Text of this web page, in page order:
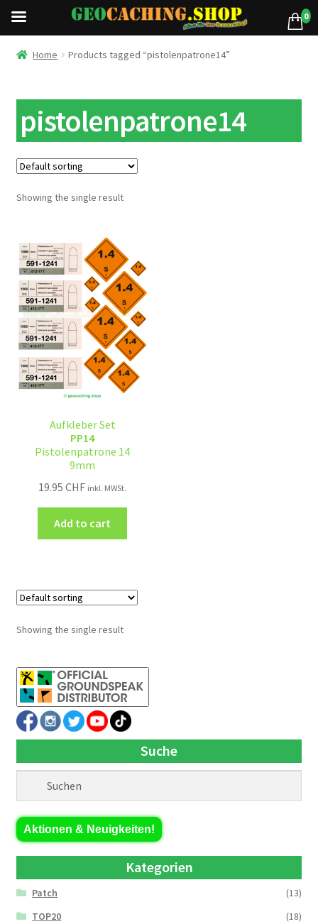
Home Products tagged “pistolenpatrone14”
pistolenpatrone14
Showing the single result
Aufkleber Set
PP14
Pistolenpatrone 14
9mm
19.95CHF inkl. MWSt.
Add to cart
Showing the single result
Suche
Aktionen & Neuigkeiten!
Kategorien
Patch
(13)
TOP20
(18)
0